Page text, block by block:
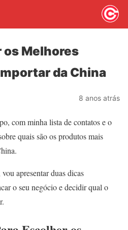
os Melhores
da China
8 anos atrás
com minha lista de contatos e o
quais são os produtos mais
apresentar duas dicas
o seu negócio e decidir qual o